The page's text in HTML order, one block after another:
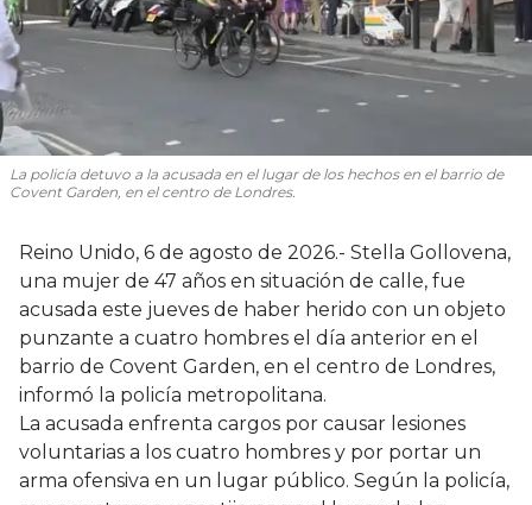
La policía detuvo a la acusada en el lugar de los hechos en el barrio de
Covent Garden, en el centro de Londres.
Reino Unido, 6 de agosto de 2026.- Stella Gollovena,
una mujer de 47 años en situación de calle, fue
acusada este jueves de haber herido con un objeto
punzante a cuatro hombres el día anterior en el
barrio de Covent Garden, en el centro de Londres,
informó la policía metropolitana.
La acusada enfrenta cargos por causar lesiones
voluntarias a los cuatro hombres y por portar un
arma ofensiva en un lugar público. Según la policía,